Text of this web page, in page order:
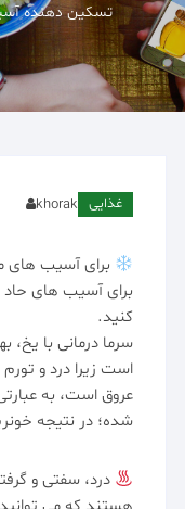
تسکین دهنده
غذایی khorak
برای آسیب های
⁣برای آسیب های حاد
کنید.
⁣سرما درمانی با یخ،
است زیرا درد و
عروق است، به
شده؛ در نتیجه
درد، سفتی و